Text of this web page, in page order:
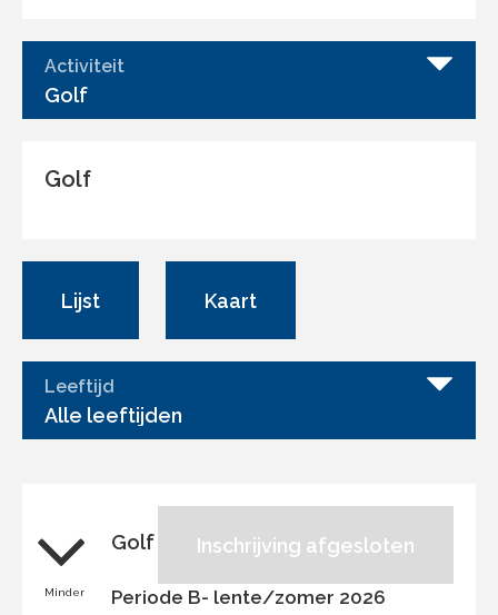
Activiteit
Golf
Golf
Lijst Kaart
Leeftijd
Alle leeftijden
Inschrijving afgesloten
Minder
Golf
Periode B- lente/zomer 2026